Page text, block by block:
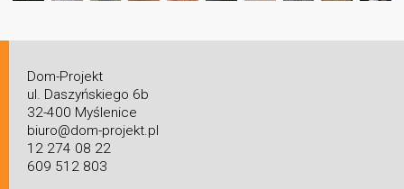
Dom-Projekt
ul. Daszyńskiego 6b
32-400 Myślenice
biuro@dom-projekt.pl
12 274 08 22
609 512 803